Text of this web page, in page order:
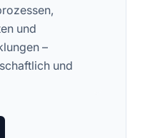
und
–
und